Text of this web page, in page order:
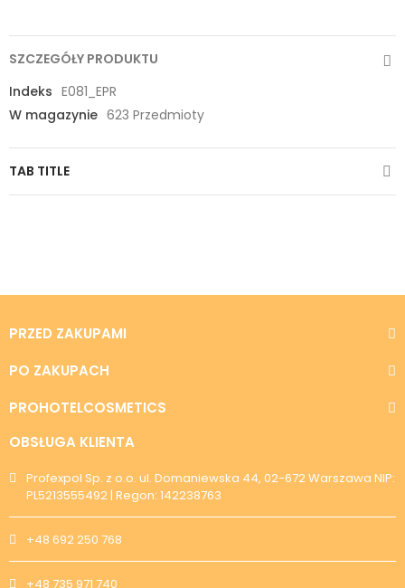
SZCZEGÓŁY PRODUKTU
Indeks E081_EPR
W magazynie 623 Przedmioty
TAB TITLE
PRZED ZAKUPAMI
PO ZAKUPACH
PROHOTELCOSMETICS
OBSŁUGA KLIENTA
Profexpol Sp. z o.o. ul. Domaniewska 44, 02-672 Warszawa NIP:
PL5213555492 | Regon: 142238763
+48 692 250 768
+48 735 971 740